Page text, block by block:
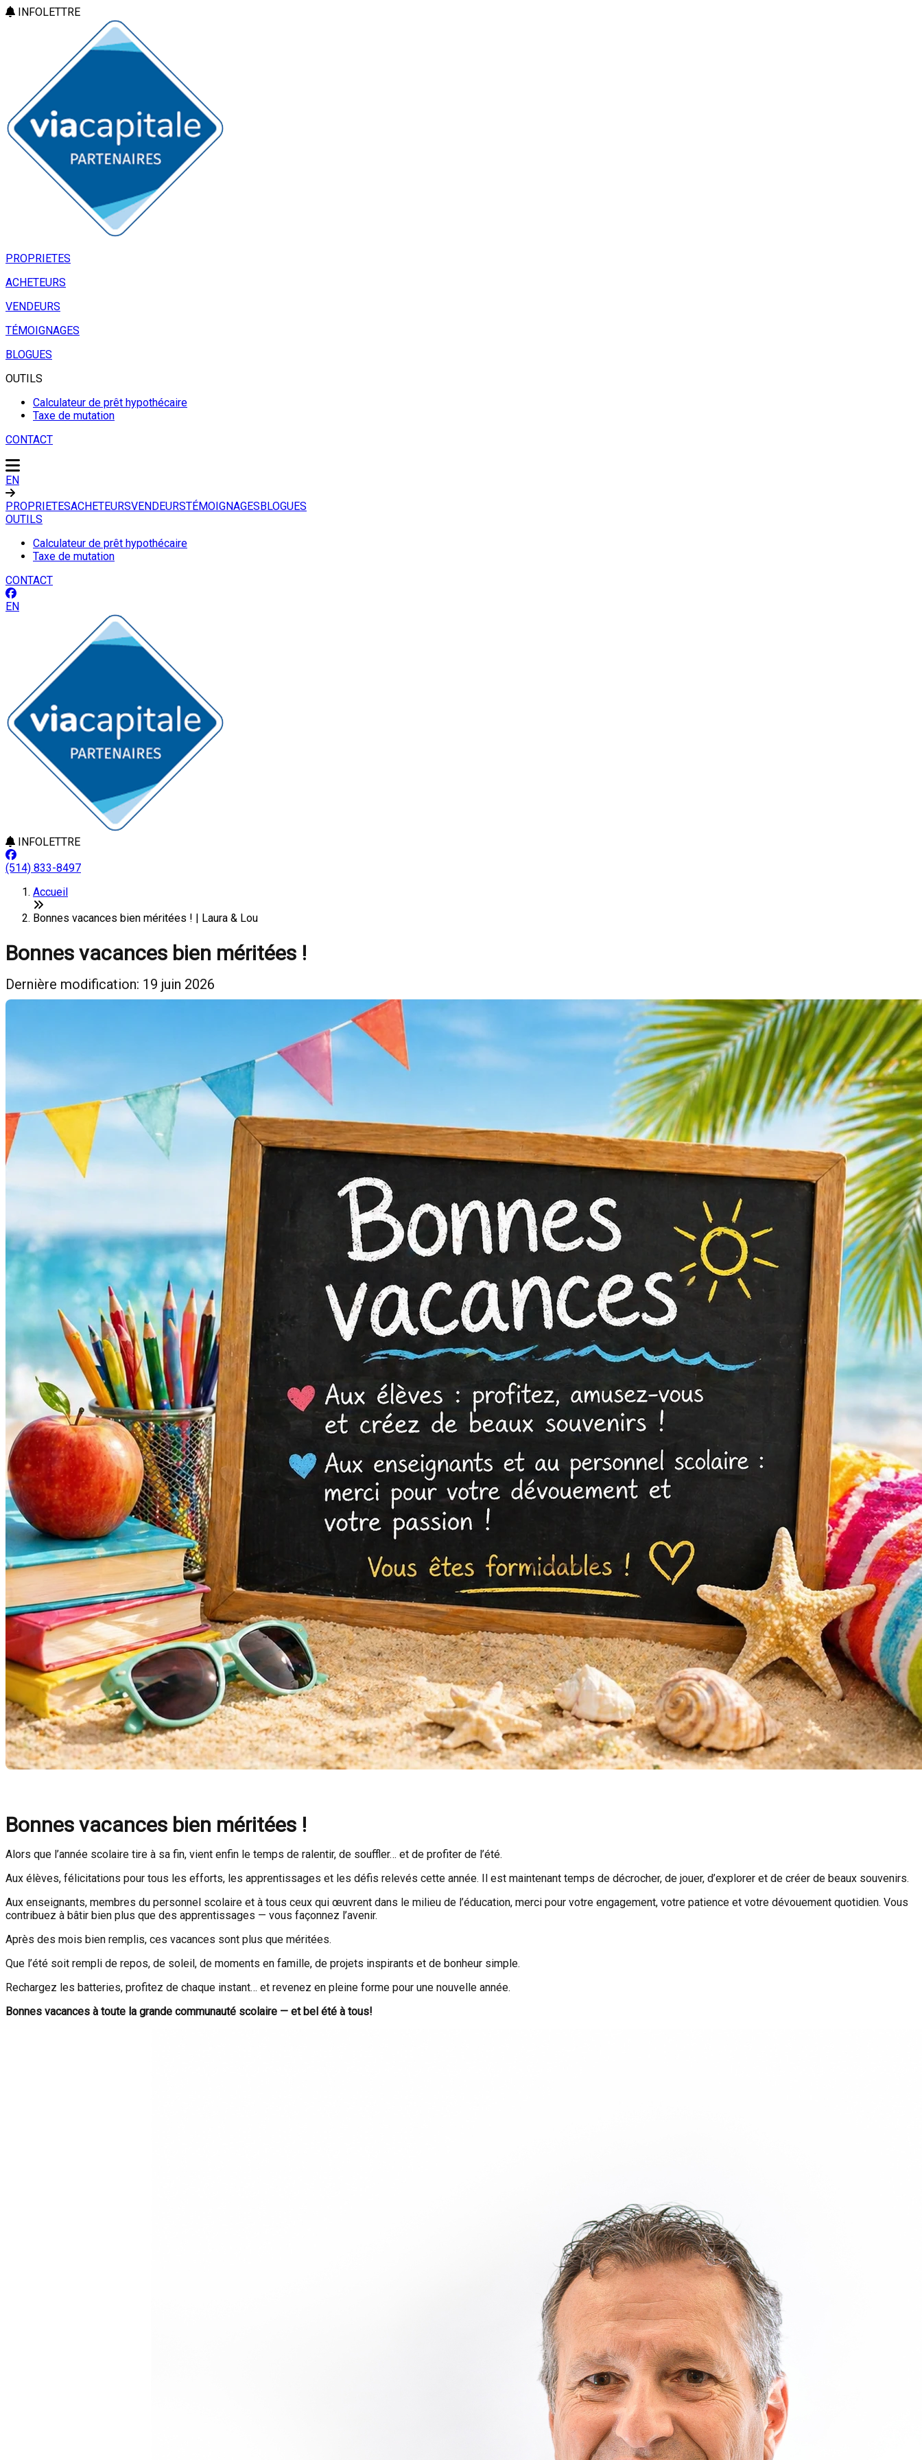
INFOLETTRE
PROPRIETES
ACHETEURS
VENDEURS
TÉMOIGNAGES
BLOGUES
OUTILS
Calculateur de prêt hypothécaire
Taxe de mutation
CONTACT
EN
PROPRIETESACHETEURSVENDEURSTÉMOIGNAGESBLOGUES
OUTILS
Calculateur de prêt hypothécaire
Taxe de mutation
CONTACT
EN
INFOLETTRE
(514) 833-8497
Accueil
Bonnes vacances bien méritées ! | Laura & Lou
Bonnes vacances bien méritées !
Dernière modification: 19 juin 2026
Bonnes vacances bien méritées !
Alors que l’année scolaire tire à sa fin, vient enfin le temps de ralentir, de souffler… et de profiter de l’été.
Aux élèves, félicitations pour tous les efforts, les apprentissages et les défis relevés cette année. Il est maintenant temps de décrocher, de jouer, d’explorer et de créer de beaux souvenirs.
Aux enseignants, membres du personnel scolaire et à tous ceux qui œuvrent dans le milieu de l’éducation, merci pour votre engagement, votre patience et votre dévouement quotidien. Vous
contribuez à bâtir bien plus que des apprentissages — vous façonnez l’avenir.
Après des mois bien remplis, ces vacances sont plus que méritées.
Que l’été soit rempli de repos, de soleil, de moments en famille, de projets inspirants et de bonheur simple.
Rechargez les batteries, profitez de chaque instant… et revenez en pleine forme pour une nouvelle année.
Bonnes vacances à toute la grande communauté scolaire — et bel été à tous!